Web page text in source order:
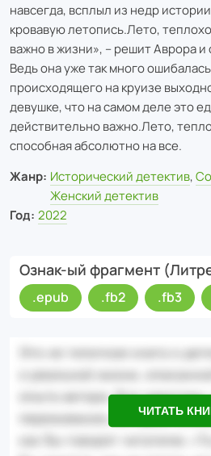
навсегда, всплыл из недр
кровавую летопись.Лето,
важно в жизни», – решит Аврора и
Ведь она уже так много
происходящего на круизе
девушке, что на самом деле это
действительно важно.Лето,
способная абсолютно на все.
Жанр: Исторический детектив,
Женский детектив
Год: 2022
Ознак-ый фрагмент
.epub .fb2 .fb3
ЧИТАТЬ